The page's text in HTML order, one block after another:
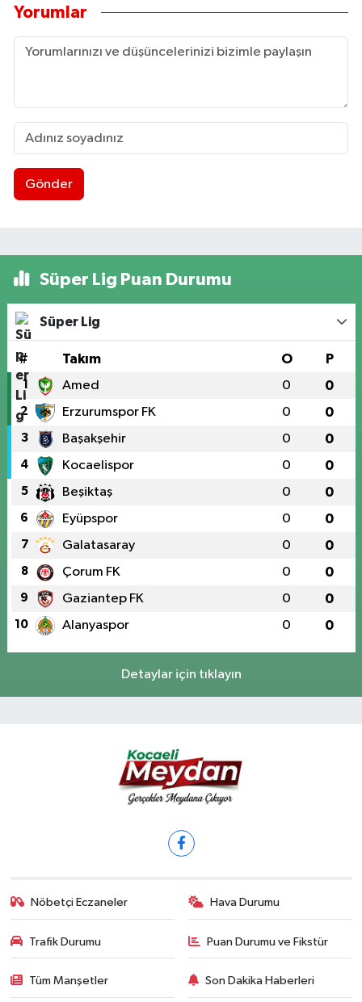
Yorumlar
Gönder
Süper Lig Puan Durumu
Süper Lig
# Takım O P
1 Amed 0 0
2 Erzurumspor FK 0 0
3 Başakşehir 0 0
4 Kocaelispor 0 0
5 Beşiktaş 0 0
6 Eyüpspor 0 0
7 Galatasaray 0 0
8 Çorum FK 0 0
9 Gaziantep FK 0 0
10 Alanyaspor 0 0
Detaylar için tıklayın
Nöbetçi Eczaneler Hava Durumu
Trafik Durumu Puan Durumu ve Fikstür
Tüm Manşetler Son Dakika Haberleri